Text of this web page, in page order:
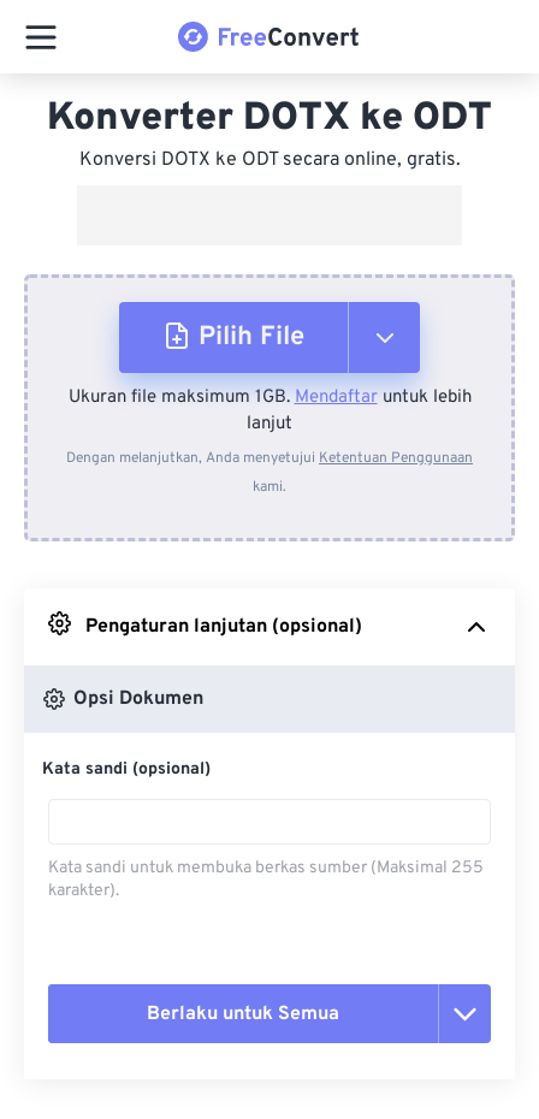
Konverter DOTX ke ODT
Konversi DOTX ke ODT secara online, gratis.
Pilih File
Dari Perangkat
Dari Dropbox
Ukuran file maksimum 1GB.Mendaftaruntuk lebih
lanjut
Dengan melanjutkan, Anda menyetujui Ketentuan Penggunaan
kami.
Pengaturan lanjutan (opsional)
Opsi Dokumen
Kata sandi (opsional)
Kata sandi untuk membuka berkas sumber (Maksimal 255
karakter).
Berlaku untuk Semua